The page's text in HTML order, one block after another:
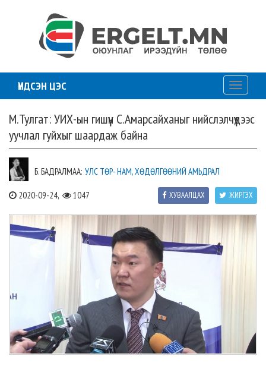
ҮНДСЭН ЦЭС
Toggle
М.Тулгат: УИХ-ын гишүүн С.Амарсайханыг нийслэлчүүдээс
уучлал гуйхыг шаардаж байна
Б. БАДРАЛМАА: УЛС ТӨР- НАМ, ХӨДӨЛГӨӨНИЙ АМЬДРАЛ
2020-09-24, 1047 ЖИРГЭХ
ХУВААЛЦАХ